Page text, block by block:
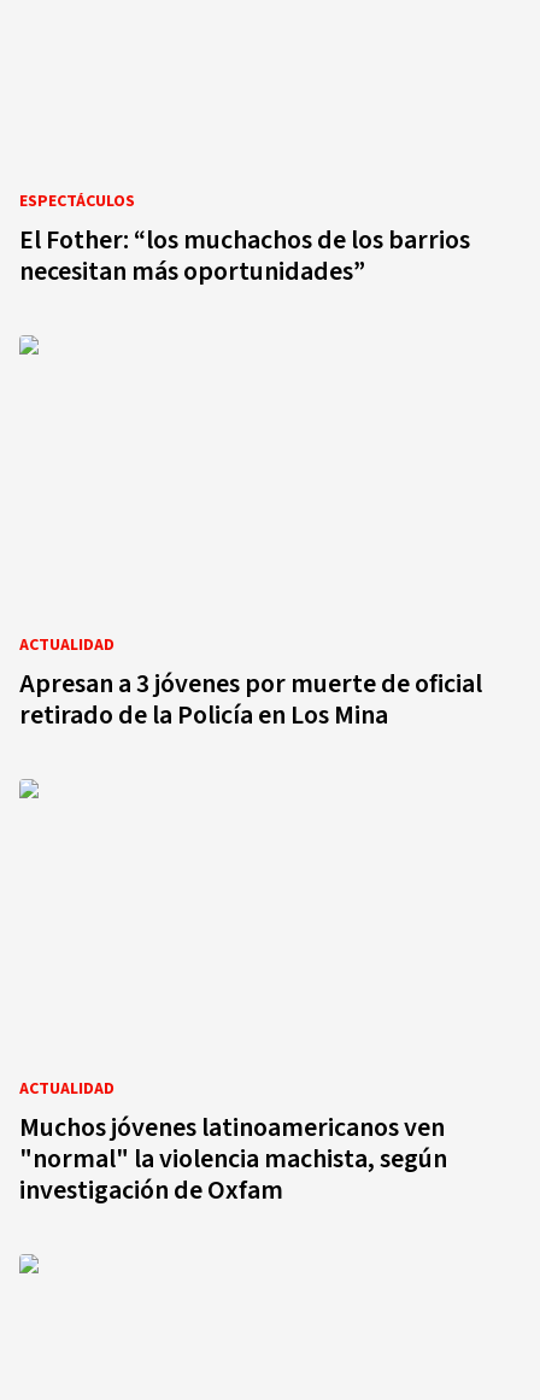
ESPECTÁCULOS
El Fother: “los muchachos de los barrios
necesitan más oportunidades”
ACTUALIDAD
Apresan a 3 jóvenes por muerte de oficial
retirado de la Policía en Los Mina
ACTUALIDAD
Muchos jóvenes latinoamericanos ven
"normal" la violencia machista, según
investigación de Oxfam